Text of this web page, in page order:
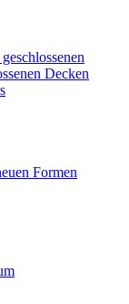
Decken
Formen